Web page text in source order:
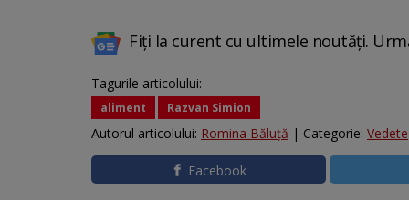
Fiți la curent cu ultimele noutăți.
Tagurile articolului:
aliment Razvan Simion
Autorul articolului: Romina Băluță | Categorie: Vedete
Facebook